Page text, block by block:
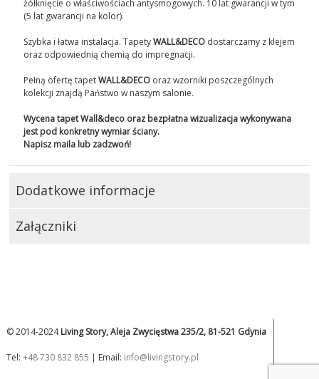
żółknięcie o właściwościach antysmogowych. 10 lat gwarancji w tym
(5 lat gwarancji na kolor).
Szybka i łatwa instalacja. TapetyWALL&DECO dostarczamy z klejem
oraz odpowiednią chemią do impregnacji.
Pełną ofertę tapetWALL&DECO oraz wzorniki poszczególnych
kolekcji znajdą Państwo w naszym salonie.
Wycena tapet Wall&deco oraz bezpłatna wizualizacja wykonywana
jest pod konkretny wymiar ściany.
Napisz maila lub zadzwoń!
Dodatkowe informacje
Załączniki
© 2014-2024Living Story, Aleja Zwycięstwa 235/2, 81-521 Gdynia
Tel: +48 730 832 855 | Email: info@livingstory.pl